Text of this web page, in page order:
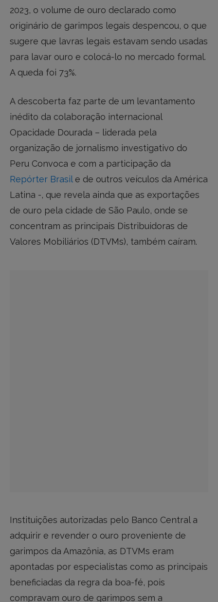
2023, o volume de ouro declarado como
originário de garimpos legais despencou, o que
sugere que lavras legais estavam sendo usadas
para lavar ouro e colocá-lo no mercado formal.
A queda foi 73%.
A descoberta faz parte de um levantamento
inédito da colaboração internacional
Opacidade Dourada – liderada pela
organização de jornalismo investigativo do
Peru Convoca e com a participação da
Repórter Brasil e de outros veículos da América
Latina -, que revela ainda que as exportações
de ouro pela cidade de São Paulo, onde se
concentram as principais Distribuidoras de
Valores Mobiliários (DTVMs), também caíram.
Instituições autorizadas pelo Banco Central a
adquirir e revender o ouro proveniente de
garimpos da Amazônia, as DTVMs eram
apontadas por especialistas como as principais
beneficiadas da regra da boa-fé, pois
compravam ouro de garimpos sem a